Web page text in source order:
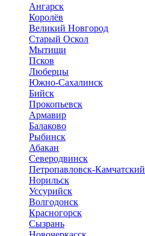
Ангарск
Королёв
Великий Новгород
Старый Оскол
Мытищи
Псков
Люберцы
Южно-Сахалинск
Бийск
Прокопьевск
Армавир
Балаково
Рыбинск
Абакан
Северодвинск
Петропавловск-Камчатский
Норильск
Уссурийск
Волгодонск
Красногорск
Сызрань